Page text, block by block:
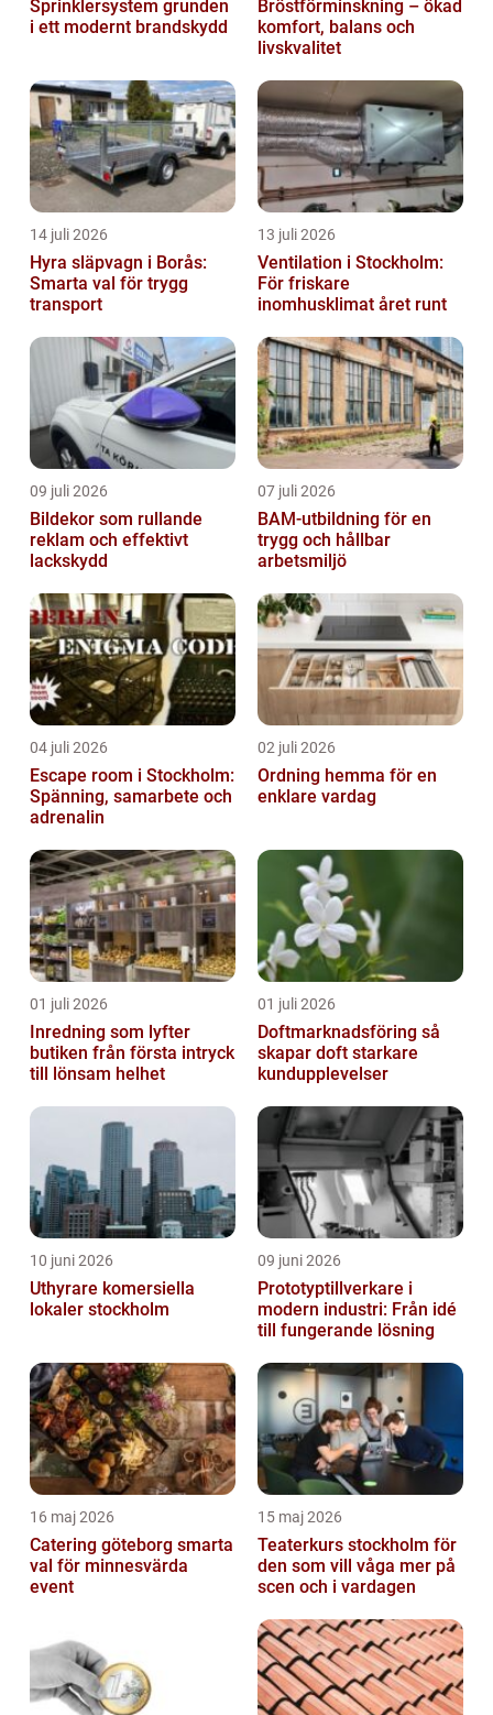
Sprinklersystem grunden
i ett modernt brandskydd
Bröstförminskning – ökad
komfort, balans och
livskvalitet
14 juli 2026
Hyra släpvagn i Borås:
Smarta val för trygg
transport
13 juli 2026
Ventilation i Stockholm:
För friskare
inomhusklimat året runt
09 juli 2026
Bildekor som rullande
reklam och effektivt
lackskydd
07 juli 2026
BAM-utbildning för en
trygg och hållbar
arbetsmiljö
04 juli 2026
Escape room i Stockholm:
Spänning, samarbete och
adrenalin
02 juli 2026
Ordning hemma för en
enklare vardag
01 juli 2026
Inredning som lyfter
butiken från första intryck
till lönsam helhet
01 juli 2026
Doftmarknadsföring så
skapar doft starkare
kundupplevelser
10 juni 2026
Uthyrare komersiella
lokaler stockholm
09 juni 2026
Prototyptillverkare i
modern industri: Från idé
till fungerande lösning
16 maj 2026
Catering göteborg smarta
val för minnesvärda
event
15 maj 2026
Teaterkurs stockholm för
den som vill våga mer på
scen och i vardagen